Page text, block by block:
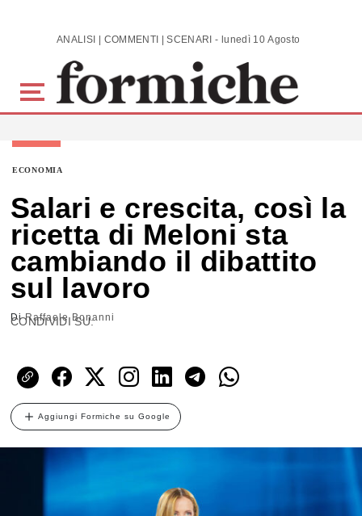
Skip to main content ANALISI | COMMENTI | SCENARI - lunedì 10 Agosto 2026
ECONOMIA
Salari e crescita, così la
ricetta di Meloni sta
cambiando il dibattito
sul lavoro
DiRaffaele Bonanni
CONDIVIDI SU:
Aggiungi Formiche su Google